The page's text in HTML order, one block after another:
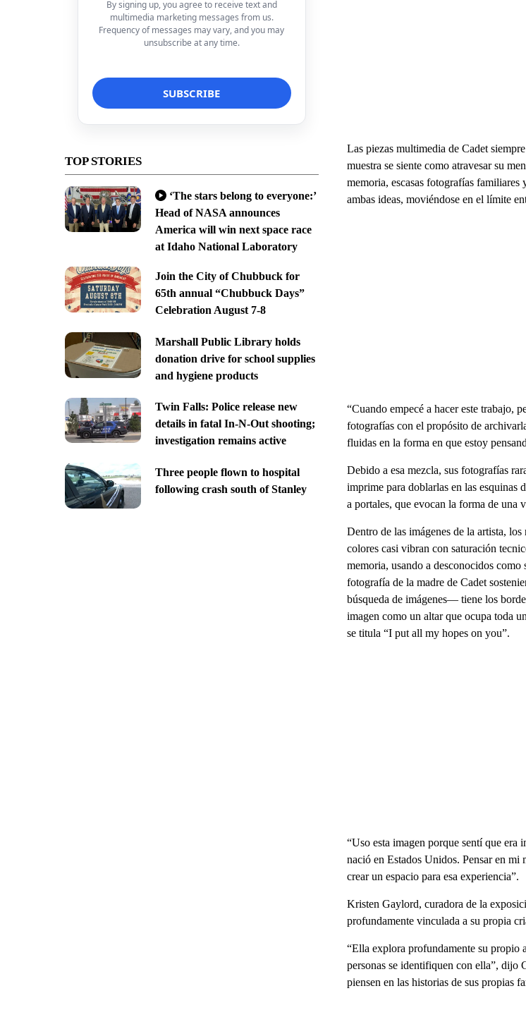
By signing up, you agree to receive text and
multimedia marketing messages from us.
Frequency of messages may vary, and you may
unsubscribe at any time.
TOP STORIES
‘The stars belong to everyone:’
Head of NASA announces
America will win next space race
at Idaho National Laboratory
Join the City of Chubbuck for
65th annual “Chubbuck Days”
Celebration August 7-8
Marshall Public Library holds
donation drive for school supplies
and hygiene products
Twin Falls: Police release new
details in fatal In-N-Out shooting;
investigation remains active
Three people flown to hospital
following crash south of Stanley
Las piezas multimedia de Cadet
muestra se siente como atravesar su
memoria, escasas fotografías familiares
ambas ideas, moviéndose en el límite
“Cuando empecé a hacer este trabajo,
fotografías con el propósito de
fluidas en la forma en que estoy
Debido a esa mezcla, sus fotografías
imprime para doblarlas en las esquinas
a portales, que evocan la forma de una
Dentro de las imágenes de la artista,
colores casi vibran con saturación
memoria, usando a desconocidos
fotografía de la madre de Cadet
búsqueda de imágenes— tiene los
imagen como un altar que ocupa toda
se titula “I put all my hopes on you”.
“Uso esta imagen porque sentí que
nació en Estados Unidos. Pensar en mi
crear un espacio para esa experiencia”.
Kristen Gaylord, curadora de la
profundamente vinculada a su propia
“Ella explora profundamente su propio
personas se identifiquen con ella”, dijo
piensen en las historias de sus propias